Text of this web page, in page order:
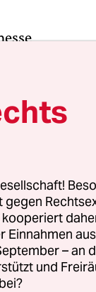
Hanika
Preise
gegen
Einnahmen
– an
und